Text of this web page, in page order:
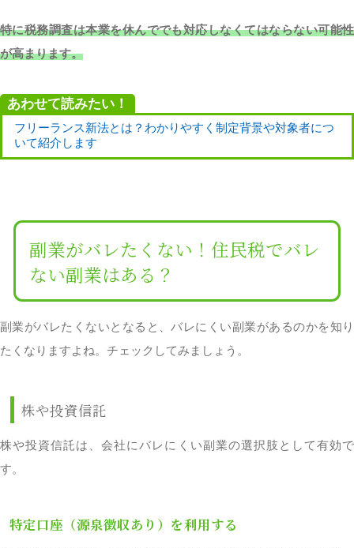
特に税務調査は本業を休んででも対応しなくてはならない可能性
が高まります。
あわせて読みたい！
フリーランス新法とは？わかりやすく制定背景や対象者につ
いて紹介します
副業がバレたくない！住民税でバレ
ない副業はある？
副業がバレたくないとなると、バレにくい副業があるのかを知り
たくなりますよね。チェックしてみましょう。
株や投資信託
株や投資信託は、会社にバレにくい副業の選択肢として有効で
す。
特定口座（源泉徴収あり）を利用する